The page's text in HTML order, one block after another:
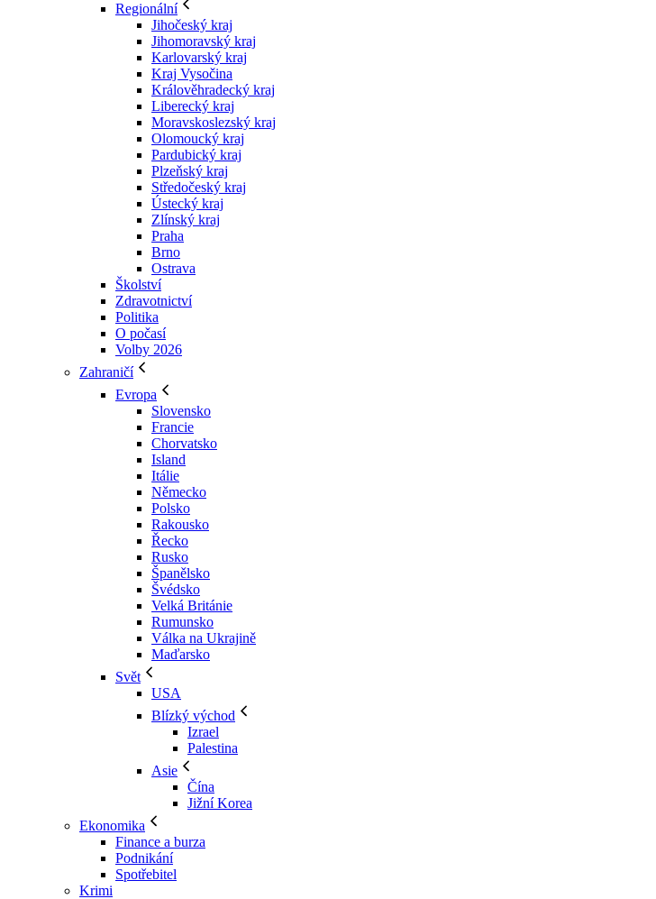
Regionální
Jihočeský kraj
Jihomoravský kraj
Karlovarský kraj
Kraj Vysočina
Králověhradecký kraj
Liberecký kraj
Moravskoslezský kraj
Olomoucký kraj
Pardubický kraj
Plzeňský kraj
Středočeský kraj
Ústecký kraj
Zlínský kraj
Praha
Brno
Ostrava
Školství
Zdravotnictví
Politika
O počasí
Volby 2026
Zahraničí
Evropa
Slovensko
Francie
Chorvatsko
Island
Itálie
Německo
Polsko
Rakousko
Řecko
Rusko
Španělsko
Švédsko
Velká Británie
Rumunsko
Válka na Ukrajině
Maďarsko
Svět
USA
Blízký východ
Izrael
Palestina
Asie
Čína
Jižní Korea
Ekonomika
Finance a burza
Podnikání
Spotřebitel
Krimi